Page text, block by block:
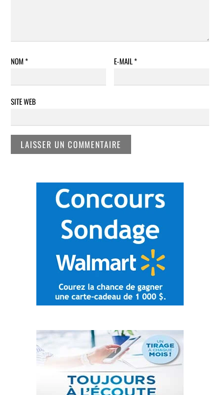
NOM* E-MAIL*
SITE WEB